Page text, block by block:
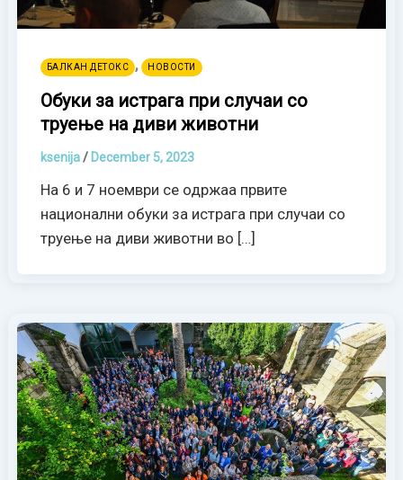
БАЛКАН ДЕТОКС , НОВОСТИ
Oбуки за истрагa при случаи со
труење на диви животни
ksenija/ December 5, 2023
На 6 и 7 ноември се одржаа првите
национални обуки за истрагa при случаи со
труење на диви животни во […]